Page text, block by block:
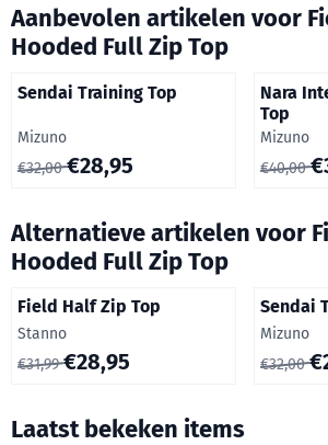
Aanbevolen artikelen voor
Hooded Full Zip Top
Sendai Training Top
Merk:
Mizuno
Van 32,00 voor 28,95
€32,00€28,95
Nara
Top
Merk:
Mizuno
Van
€40,00
Alternatieve artikelen voor
Hooded Full Zip Top
Field Half Zip Top
Merk:
Stanno
Van 31,99 voor 28,95
€31,99€28,95
Sendai
Merk:
Mizuno
Van
€32,00
Laatst bekeken items